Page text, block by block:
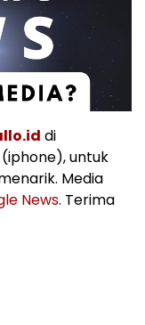
di
(iphone), untuk
Media
News. Terima